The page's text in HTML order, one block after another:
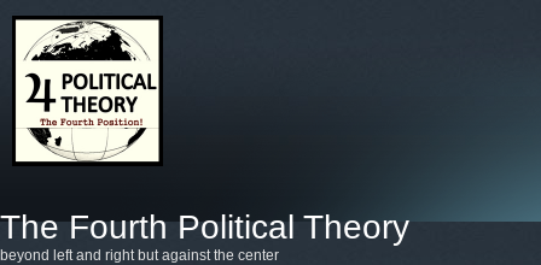
The Fourth Political Theory
beyond left and right but against the center